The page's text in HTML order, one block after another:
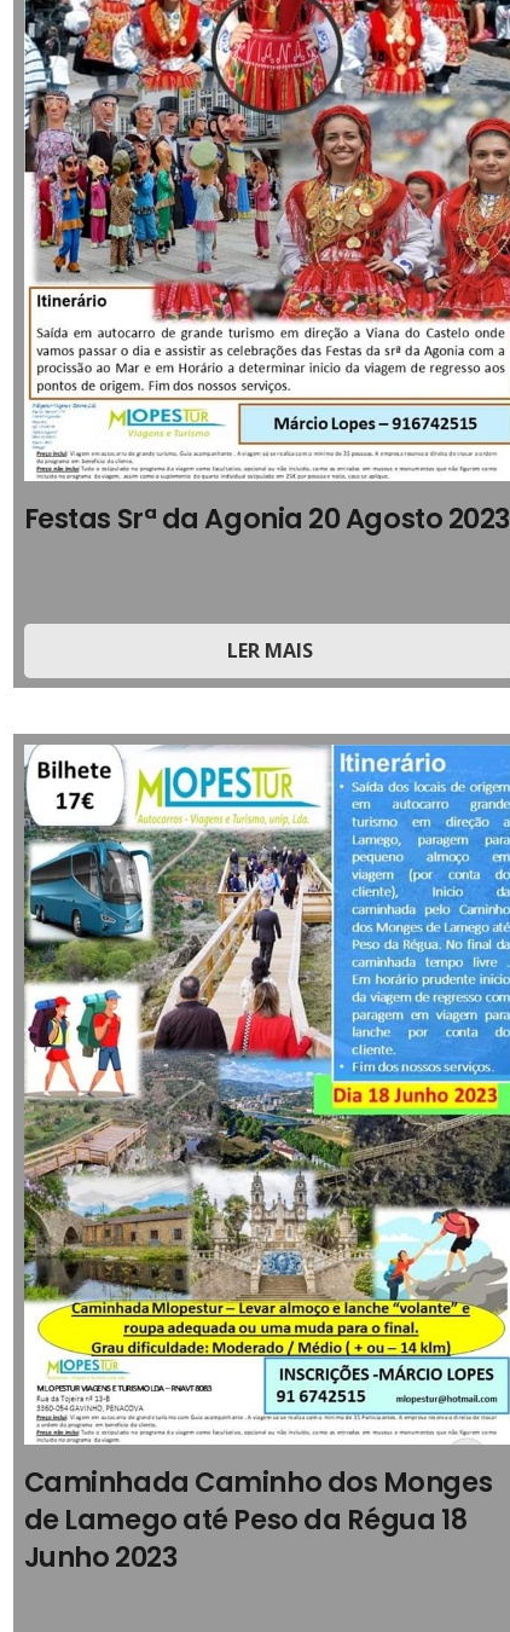
Festas Srª da Agonia 20 Agosto 2023
LER MAIS
Caminhada Caminho dos Monges
de Lamego até Peso da Régua 18
Junho 2023